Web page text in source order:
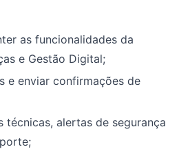
as funcionalidades da
e Gestão Digital;
e enviar confirmações de
técnicas, alertas de segurança